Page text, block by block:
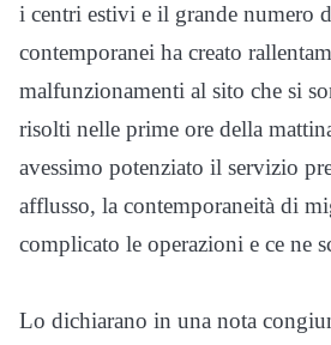
i centri estivi e il grande numero
contemporanei ha creato
malfunzionamenti al sito che si
risolti nelle prime ore della
avessimo potenziato il servizio
afflusso, la contemporaneità di
complicato le operazioni e ce ne
Lo dichiarano in una nota